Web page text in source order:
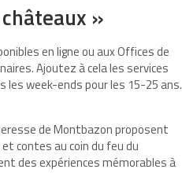
»
en ligne ou aux Offices de
Ajoutez à cela les services
week-ends pour les 15-25 ans.
de Montbazon proposent
contes au coin du feu du
des expériences mémorables à